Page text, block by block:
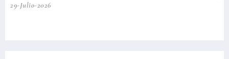
29-Julio-2026